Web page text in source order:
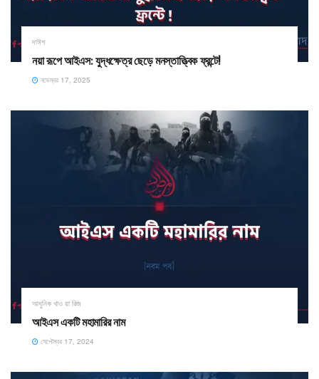
দাঈশ
নয়া রূপে আইএস: যুদ্ধক্ষেত্র ছেড়ে মনস্তাত্ত্বিক ফ্রন্টে!
নভেম্বর 17, 2025
আধুনিক খাও য়া রিজ
আইএস একটি মহামারির নাম
সেপ্টেম্বর 17, 2024